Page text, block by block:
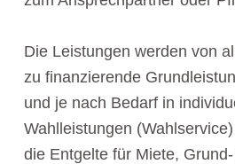
Die Leistungen werden von
zu finanzierende
und je nach Bedarf in
Wahlleistungen
die Entgelte für Miete,